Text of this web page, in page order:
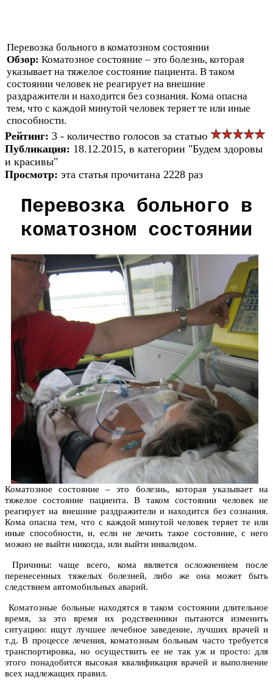
Перевозка больного в коматозном состоянии
Обзор: Коматозное состояние – это болезнь, которая
указывает на тяжелое состояние пациента. В таком
состоянии человек не реагирует на внешние
раздражители и находится без сознания. Кома опасна
тем, что с каждой минутой человек теряет те или иные
способности.
Рейтинг: 3 - количество голосов за статью
Публикация: 18.12.2015, в категории "Будем здоровы
и красивы"
Просмотр: эта статья прочитана 2228 раз
Перевозка больного в
коматозном состоянии
Коматозное состояние – это болезнь, которая указывает на
тяжелое состояние пациента. В таком состоянии человек не
реагирует на внешние раздражители и находится без сознания.
Кома опасна тем, что с каждой минутой человек теряет те или
иные способности, и, если не лечить такое состояние, с него
можно не выйти никогда, или выйти инвалидом.
Причины: чаще всего, кома является осложнением после
перенесенных тяжелых болезней, либо же она может быть
следствием автомобильных аварий.
Коматозные больные находятся в таком состоянии длительное
время, за это время их родственники пытаются изменить
ситуацию: ищут лучшее лечебное заведение, лучших врачей и
т.д. В процессе лечения, коматозным больным часто требуется
транспортировка, но осуществить ее не так уж и просто: для
этого понадобится высокая квалификация врачей и выполнение
всех надлежащих правил.